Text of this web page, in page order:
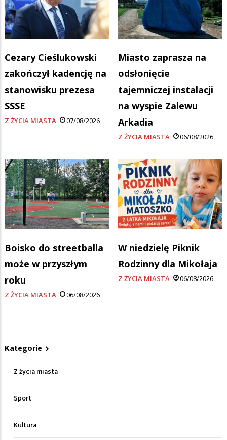
Cezary Cieślukowski
zakończył kadencję na
stanowisku prezesa
SSSE
Z ŻYCIA MIASTA 07/08/2026
Miasto zaprasza na
odsłonięcie
tajemniczej instalacji
na wyspie Zalewu
Arkadia
Z ŻYCIA MIASTA 06/08/2026
Boisko do streetballa
może w przyszłym
roku
Z ŻYCIA MIASTA 06/08/2026
W niedzielę Piknik
Rodzinny dla Mikołaja
Z ŻYCIA MIASTA 06/08/2026
Kategorie
Z życia miasta
Sport
Kultura